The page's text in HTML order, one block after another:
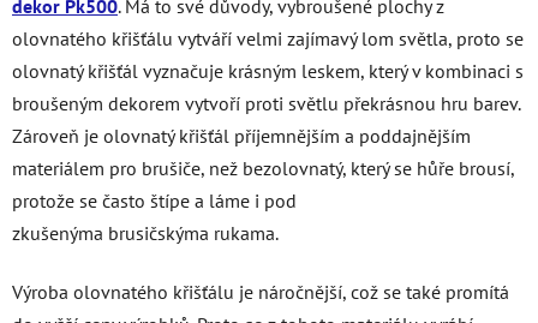
dekor Pk500. Má to své důvody, vybroušené plochy z
olovnatého křišťálu vytváří velmi zajímavý lom světla, proto se
olovnatý křišťál vyznačuje krásným leskem, který v kombinaci s
broušeným dekorem vytvoří proti světlu překrásnou hru barev.
Zároveň je olovnatý křišťál příjemnějším a poddajnějším
materiálem pro brušiče, než bezolovnatý, který se hůře brousí,
protože se často štípe a láme i pod
zkušenýma brusičskýma rukama.
Výroba olovnatého křišťálu je náročnější, což se také promítá